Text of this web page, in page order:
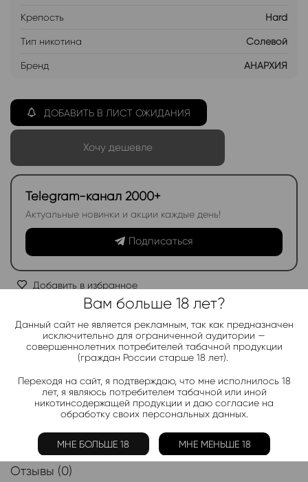
Крепость Hard
Тип никотина Солевой
Бренд АНАРХИЯ
ДОБАВИТЬ В ЛИСТ ОЖИДАНИЯ
Хочу дешевле
Telegram-канал 2000+
Актуальные новинки и акции каждые день!
Подписаться
Добавить в избранное
Жидкость АНАРХИЯ HARD
Электронки:
Ананас,Арбуз,Бабл-Гам,Банан,Виноград,Вишня,Гранат
, Клубника,Лимон, Манго,Мороженое ,Мята Персик
Жидкости:
Ананас,Арбуз,Клубника, Лимон,Малина,Манго,Мята ,
Черника Яблоко
Отзывы (0)
Вам больше 18 лет?
Данный сайт не является рекламным, так как предназначен
исключительно для ограниченной аудитории —
совершеннолетних потребителей табачной продукции
(граждан России старше 18 лет).
Переходя на сайт, я подтверждаю, что мне исполнилось 18
лет, я являюсь потребителем табачной или иной
никотинсодержащей продукции и даю согласие на
обработку своих персональных данных.
МНЕ БОЛЬШЕ 18 МНЕ МЕНЬШЕ 18